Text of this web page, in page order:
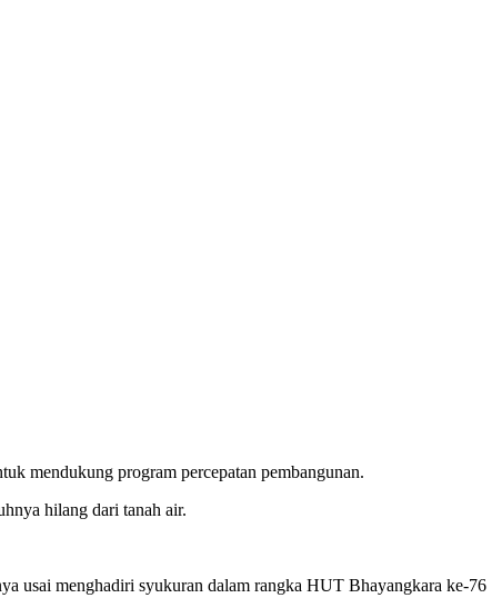
mendukung program percepatan pembangunan.
hilang dari tanah air.
usai menghadiri syukuran dalam rangka HUT Bhayangkara ke-76